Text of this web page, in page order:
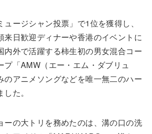
ュージシャン投票」で1位を獲得し、
来日歓迎ディナーや香港のイベントに
内外で活躍する柿生初の男女混合コー
プ「AMW（エー・エム・ダブリュ
のアニメソングなどを唯一無二のハー
た。
ーの大トリを務めたのは、溝の口の洗